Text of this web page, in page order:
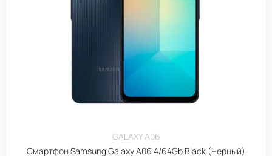
GALAXY A06
Смартфон Samsung Galaxy A06 4/64Gb Black (Черный)